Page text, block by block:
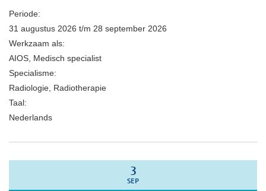
Periode:
31 augustus 2026 t/m 28 september 2026
Werkzaam als:
AIOS, Medisch specialist
Specialisme:
Radiologie, Radiotherapie
Taal:
Nederlands
3
SEP